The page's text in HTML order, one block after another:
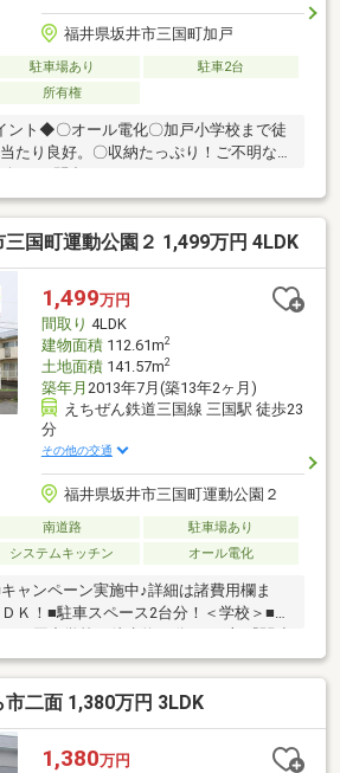
福井県坂井市三国町加戸
駐車場あり
駐車2台
所有権
ト◆〇オール電化〇加戸小学校まで徒
たり良好。〇収納たっぷり！ご不明な点
国町運動公園２ 1,499万円 4LDK
1,499万円
間取り 4LDK
建物面積112.61m2
土地面積141.57m2
築年月 2013年7月(築13年2ヶ月)
えちぜん鉄道三国線 三国駅 徒歩23
分
その他の交通
福井県坂井市三国町運動公園２
南道路
駐車場あり
システムキッチン オール電化
ャンペーン実施中♪詳細は諸費用欄ま
Ｋ！■駐車スペース2台分！＜学校＞■加
■三国中学校（徒歩約25分）■下部『関連
像がご覧頂けます！平日・休日問わずい
ります。自己資金０円からのご購入や税
ザー』の資格を有するスタッフが丁寧
気軽にお問合せください！
二面 1,380万円 3LDK
1,380万円